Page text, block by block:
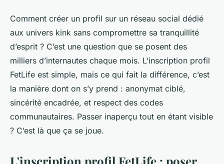
10 étapes pour établir un profil
efficace sur FetLife
Gordon•23/04/2026 19:17•10 min de lecture
Comment créer un profil sur un réseau social dédié
aux univers kink sans compromettre sa tranquillité
d’esprit ? C’est une question que se posent des
milliers d’internautes chaque mois. L’inscription profil
FetLife est simple, mais ce qui fait la différence, c’est
la manière dont on s’y prend : anonymat ciblé,
sincérité encadrée, et respect des codes
communautaires. Passer inaperçu tout en étant visible
? C’est là que ça se joue.